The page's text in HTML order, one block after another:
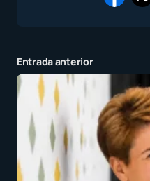
Entrada anterior